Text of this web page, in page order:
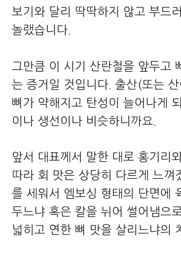
보기와 달리 딱딱하지 않고 부드
놀랬습니다.
그만큼 이 시기 산란철을 앞두고
는 증거일 것입니다. 출산(또는
뼈가 약해지고 탄성이 늘어나게
이나 생선이나 비슷하니까요.
앞서 대표께서 말한 대로 홍기리
따라 회 맛은 상당히 다르게 느껴
를 세워서 엠보싱 형태의 단면에
두느냐 혹은 칼을 뉘어 썰어냄으
넓히고 연한 뼈 맛을 살리느냐의